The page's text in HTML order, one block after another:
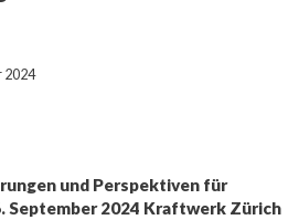
2024
und Perspektiven für
September 2024 Kraftwerk Zürich